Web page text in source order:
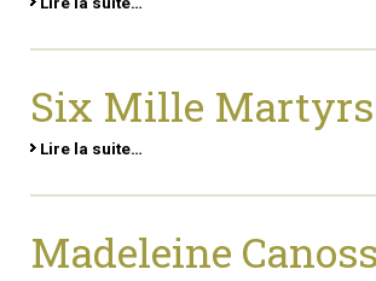
Six Mille Martyrs
Lire la suite…
Madeleine